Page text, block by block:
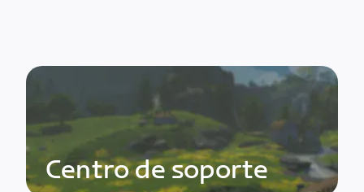
Centro de soporte